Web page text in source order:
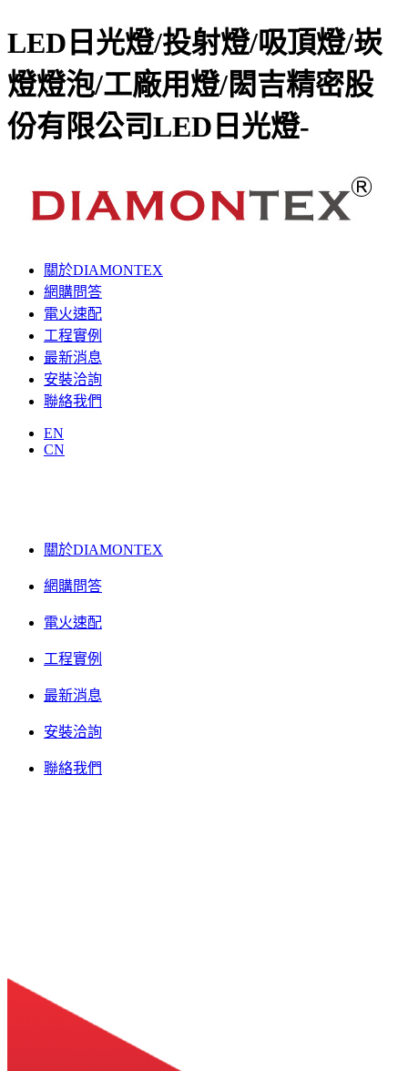
LED日光燈/投射燈/吸頂燈/崁
燈燈泡/工廠用燈/閎吉精密股
份有限公司LED日光燈-
關於DIAMONTEX
網購問答
電火速配
工程實例
最新消息
安裝洽詢
聯絡我們
EN
CN
關於DIAMONTEX
網購問答
電火速配
工程實例
最新消息
安裝洽詢
聯絡我們